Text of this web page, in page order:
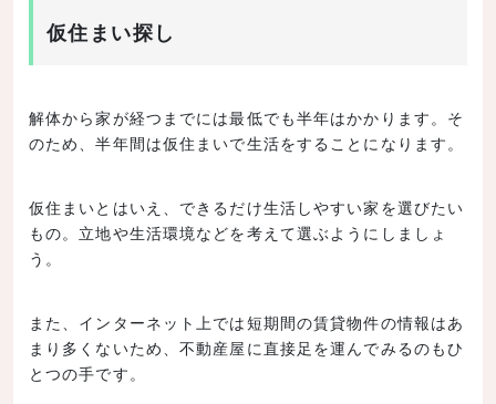
仮住まい探し
解体から家が経つまでには最低でも半年はかかります。そ
のため、半年間は仮住まいで生活をすることになります。
仮住まいとはいえ、できるだけ生活しやすい家を選びたい
もの。立地や生活環境などを考えて選ぶようにしましょ
う。
また、インターネット上では短期間の賃貸物件の情報はあ
まり多くないため、不動産屋に直接足を運んでみるのもひ
とつの手です。